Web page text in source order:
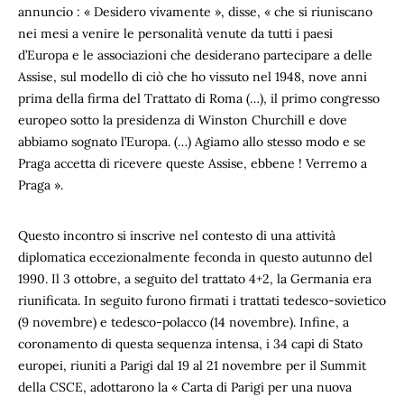
annuncio : « Desidero vivamente », disse, « che si riuniscano
nei mesi a venire le personalità venute da tutti i paesi
d’Europa e le associazioni che desiderano partecipare a delle
Assise, sul modello di ciò che ho vissuto nel 1948, nove anni
prima della firma del Trattato di Roma (…), il primo congresso
europeo sotto la presidenza di Winston Churchill e dove
abbiamo sognato l’Europa. (…) Agiamo allo stesso modo e se
Praga accetta di ricevere queste Assise, ebbene ! Verremo a
Praga ».
Questo incontro si inscrive nel contesto di una attività
diplomatica eccezionalmente feconda in questo autunno del
1990. Il 3 ottobre, a seguito del trattato 4+2, la Germania era
riunificata. In seguito furono firmati i trattati tedesco-sovietico
(9 novembre) e tedesco-polacco (14 novembre). Infine, a
coronamento di questa sequenza intensa, i 34 capi di Stato
europei, riuniti a Parigi dal 19 al 21 novembre per il Summit
della CSCE, adottarono la « Carta di Parigi per una nuova